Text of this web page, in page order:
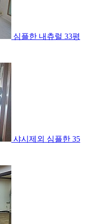
심플한 내츄럴 33평
샤시제외 심플한 35